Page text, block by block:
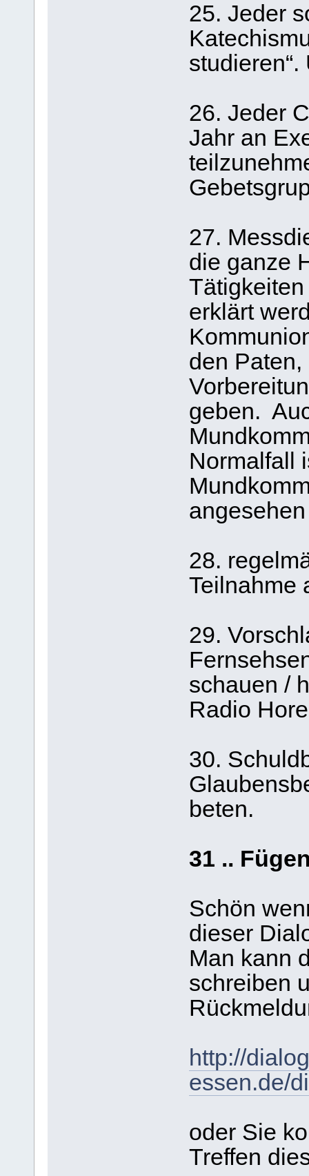
25. Jeder
26. Jeder
Jahr an
27.
die ganze
erklärt
den
geben.
Normalfall
28.
Teilnahme
29.
schauen /
Radio
30.
beten.
31 ..
Schön
dieser
Man kann
schreiben
http://
essen.de/
oder Sie
Treffen